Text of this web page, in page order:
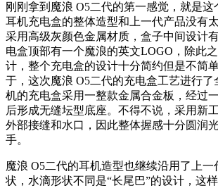
刚刚拿到魔浪 O5二代的第一感觉，就是这
耳机充电盒的整体造型和上一代产品没有
采用高级灰颜色金属材质，盒子中间设计
电盒顶部有一个魔浪的英文LOGO，除此
计，整个充电盒的设计十分简约但是不简
于，这次魔浪 O5二代的充电盒工艺进行
机的充电盒采用一整款金属合金板，经过
后形成无缝坛型底座。不得不说，采用新
外部接缝和水口，因此整体握感十分圆润
手。
魔浪 O5二代的耳机造型也继续沿用了上一
状，水滴形状不同是“长尾巴”的设计，这